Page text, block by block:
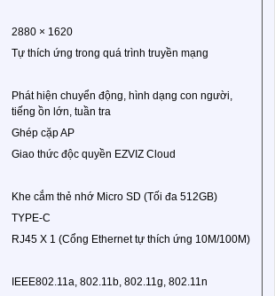
2880 × 1620
Tự thích ứng trong quá trình truyền mạng
Phát hiện chuyển động, hình dạng con người,
tiếng ồn lớn, tuần tra
Ghép cặp AP
Giao thức độc quyền EZVIZ Cloud
Khe cắm thẻ nhớ Micro SD (Tối đa 512GB)
TYPE-C
RJ45 X 1 (Cổng Ethernet tự thích ứng 10M/100M)
IEEE802.11a, 802.11b, 802.11g, 802.11n